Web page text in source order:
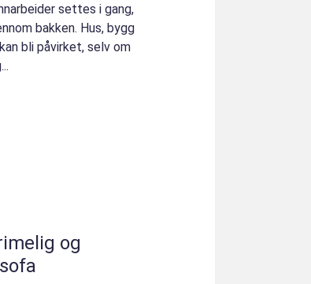
settes i gang,
bakken. Hus, bygg
bli påvirket, selv om
og